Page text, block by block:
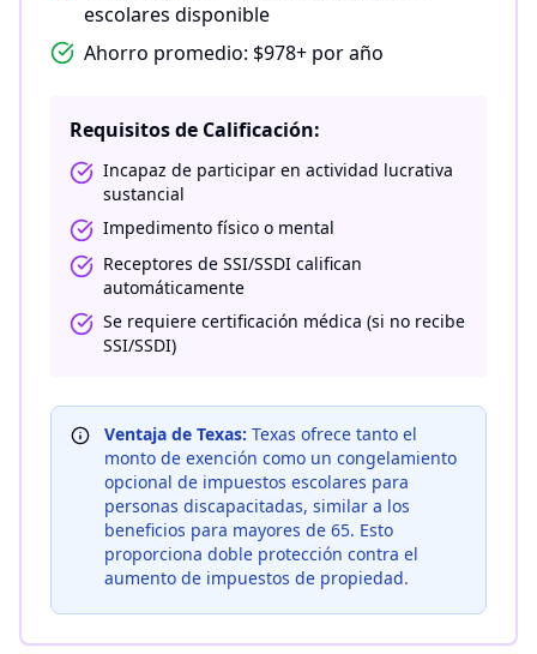
escolares disponible
Ahorro promedio: $978+ por año
Requisitos de Calificación:
Incapaz de participar en actividad lucrativa
sustancial
Impedimento físico o mental
Receptores de SSI/SSDI califican
automáticamente
Se requiere certificación médica (si no recibe
SSI/SSDI)
Ventaja de Texas: Texas ofrece tanto el
monto de exención como un congelamiento
opcional de impuestos escolares para
personas discapacitadas, similar a los
beneficios para mayores de 65. Esto
proporciona doble protección contra el
aumento de impuestos de propiedad.